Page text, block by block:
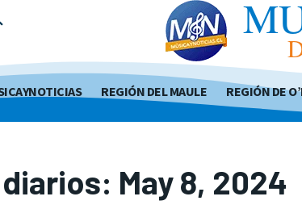
REGIÓN DEL MAULE REGIÓN DE
May 8, 2024